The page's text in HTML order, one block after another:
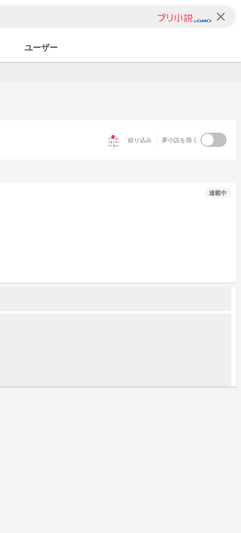
clear
ユーザー
tune 絞り込み 夢小説を除く
連載中